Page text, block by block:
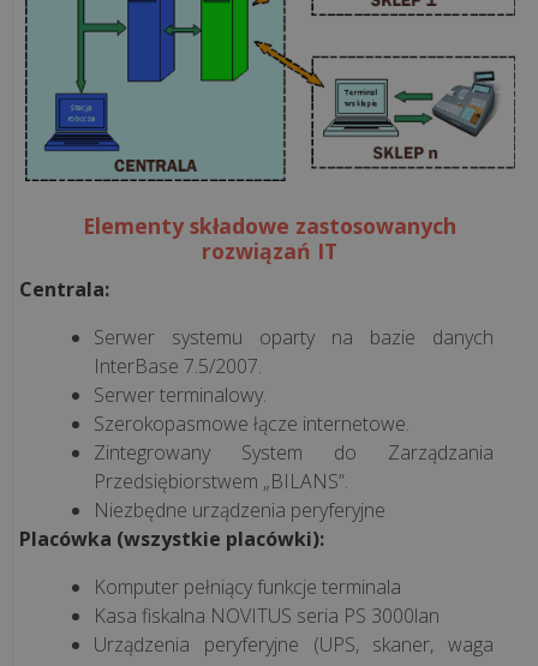
Jednolity
Plik
Kontrolny
ROZWIĄZANIA
przywoławcze
Syscall
gastronomia
restauracja
Systemy
Elementy składowe zastosowanych
rozwiązań IT
Centrala:
Serwer systemu oparty na bazie danych
InterBase 7.5/2007.
Serwer terminalowy.
Szerokopasmowe łącze internetowe.
Zintegrowany System do Zarządzania
Przedsiębiorstwem „BILANS”.
Niezbędne urządzenia peryferyjne
Placówka (wszystkie placówki):
Komputer pełniący funkcje terminala
Kasa fiskalna NOVITUS seria PS 3000lan
Urządzenia peryferyjne (UPS, skaner, waga